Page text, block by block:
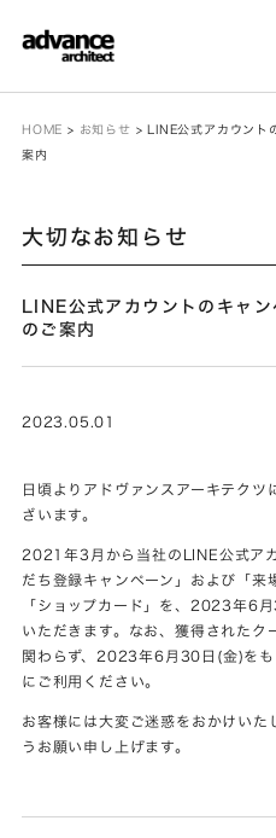
HOME > お知らせ > LINE公式アカウント
案内
大切なお知らせ
LINE公式アカウントのキャ
のご案内
2023.05.01
日頃よりアドヴァンスアーキテクツ
ざいます。
2021年3月から当社のLINE公式ア
だち登録キャンペーン」および「来
「ショップカード」を、2023年6
いただきます。なお、獲得されたク
関わらず、2023年6月30日(金)をも
にご利用ください。
お客様には大変ご迷惑をおかけいた
うお願い申し上げます。